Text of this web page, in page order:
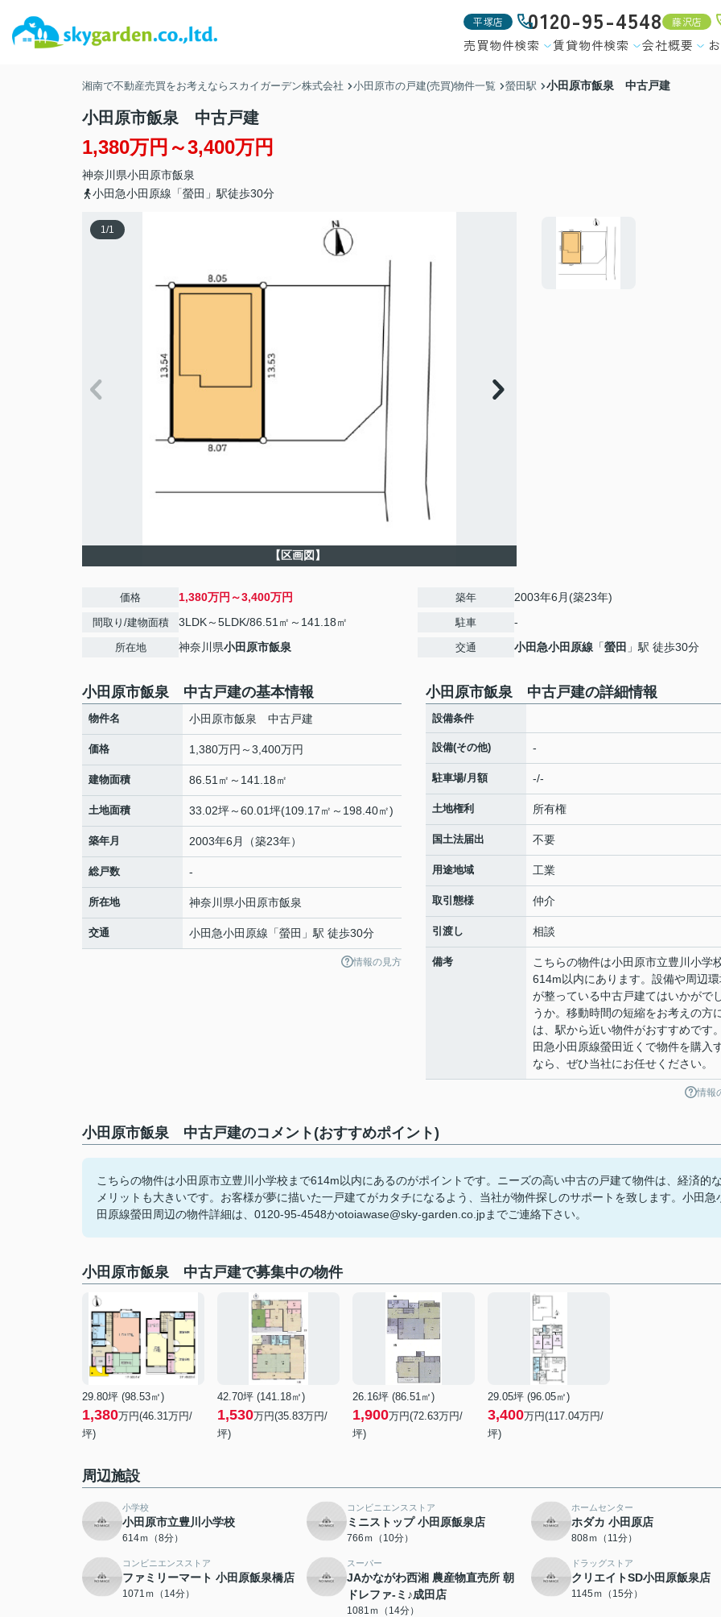
平塚店 0120-95-4548 藤沢店
売買物件検索 賃貸物件検索 会社概要
湘南で不動産売買をお考えならスカイガーデン株式会社 小田原市の戸建(売買)物件一覧 螢田駅 小田原市飯泉 中古戸建
小田原市飯泉 中古戸建
1,380万円～3,400万円
神奈川県小田原市飯泉
小田急小田原線「螢田」駅徒歩30分
1/1
【区画図】
価格 1,380万円～3,400万円
間取り/建物面積 3LDK～5LDK/86.51㎡～141.18㎡
所在地 神奈川県小田原市飯泉
築年 2003年6月(築23年)
駐車 -
交通 小田急小田原線 「螢田 」駅 徒歩30分
小田原市飯泉 中古戸建の基本情報
物件名 小田原市飯泉 中古戸建
価格 1,380万円～3,400万円
建物面積 86.51㎡～141.18㎡
土地面積 33.02坪～60.01坪(109.17㎡～198.40㎡)
築年月 2003年6月（築23年）
総戸数 -
所在地 神奈川県小田原市飯泉
交通 小田急小田原線 「螢田 」駅 徒歩30分
情報の見方
小田原市飯泉 中古戸建の詳細情報
設備条件
設備(その他) -
駐車場/月額 -/-
土地権利 所有権
国土法届出 不要
用途地域 工業
取引態様 仲介
引渡し 相談
備考
こちらの物件は小田原市立豊川小学
614m以内にあります。設備や周辺
が整っている中古戸建てはいかがで
うか。移動時間の短縮をお考えの方
は、駅から近い物件がおすすめです
田急小田原線螢田近くで物件を購入
なら、ぜひ当社にお任せください。
情報
小田原市飯泉 中古戸建のコメント(おすすめポイント)
こちらの物件は小田原市立豊川小学校まで614m以内にあるのがポイントです。ニーズの高い中古の戸建て物件は、経済的
メリットも大きいです。お客様が夢に描いた一戸建てがカタチになるよう、当社が物件探しのサポートを致します。小田急
田原線螢田周辺の物件詳細は、0120-95-4548かotoiawase@sky-garden.co.jpまでご連絡下さい。
小田原市飯泉 中古戸建で募集中の物件
29.80坪 (98.53㎡)
1,380万円(46.31万円/
坪)
42.70坪 (141.18㎡)
1,530万円(35.83万円/
坪)
26.16坪 (86.51㎡)
1,900万円(72.63万円/
坪)
29.05坪 (96.05㎡)
3,400万円(117.04万円/
坪)
周辺施設
小学校
小田原市立豊川小学校
614ｍ（8分）
コンビニエンスストア
ミニストップ 小田原飯泉店
766ｍ（10分）
ホームセンター
ホダカ 小田原店
808ｍ（11分）
コンビニエンスストア
ファミリーマート 小田原飯泉橋店
1071ｍ（14分）
スーパー
JAかながわ西湘 農産物直売所 朝
ドレファ-ミ♪成田店
1081ｍ（14分）
ドラッグストア
クリエイトSD小田原飯泉店
1145ｍ（15分）